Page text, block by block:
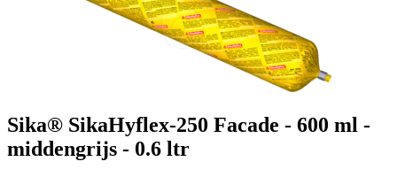
Sika® SikaHyflex-250 Facade - 600 ml -
middengrijs - 0.6 ltr